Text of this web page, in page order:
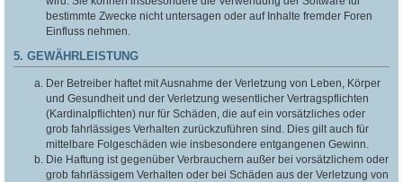
bestimmte Zwecke nicht untersagen oder auf Inhalte fremder Foren
Einfluss nehmen.
5. GEWÄHRLEISTUNG
Der Betreiber haftet mit Ausnahme der Verletzung von Leben, Körper
und Gesundheit und der Verletzung wesentlicher Vertragspflichten
(Kardinalpflichten) nur für Schäden, die auf ein vorsätzliches oder
grob fahrlässiges Verhalten zurückzuführen sind. Dies gilt auch für
mittelbare Folgeschäden wie insbesondere entgangenen Gewinn.
Die Haftung ist gegenüber Verbrauchern außer bei vorsätzlichem oder
grob fahrlässigem Verhalten oder bei Schäden aus der Verletzung von